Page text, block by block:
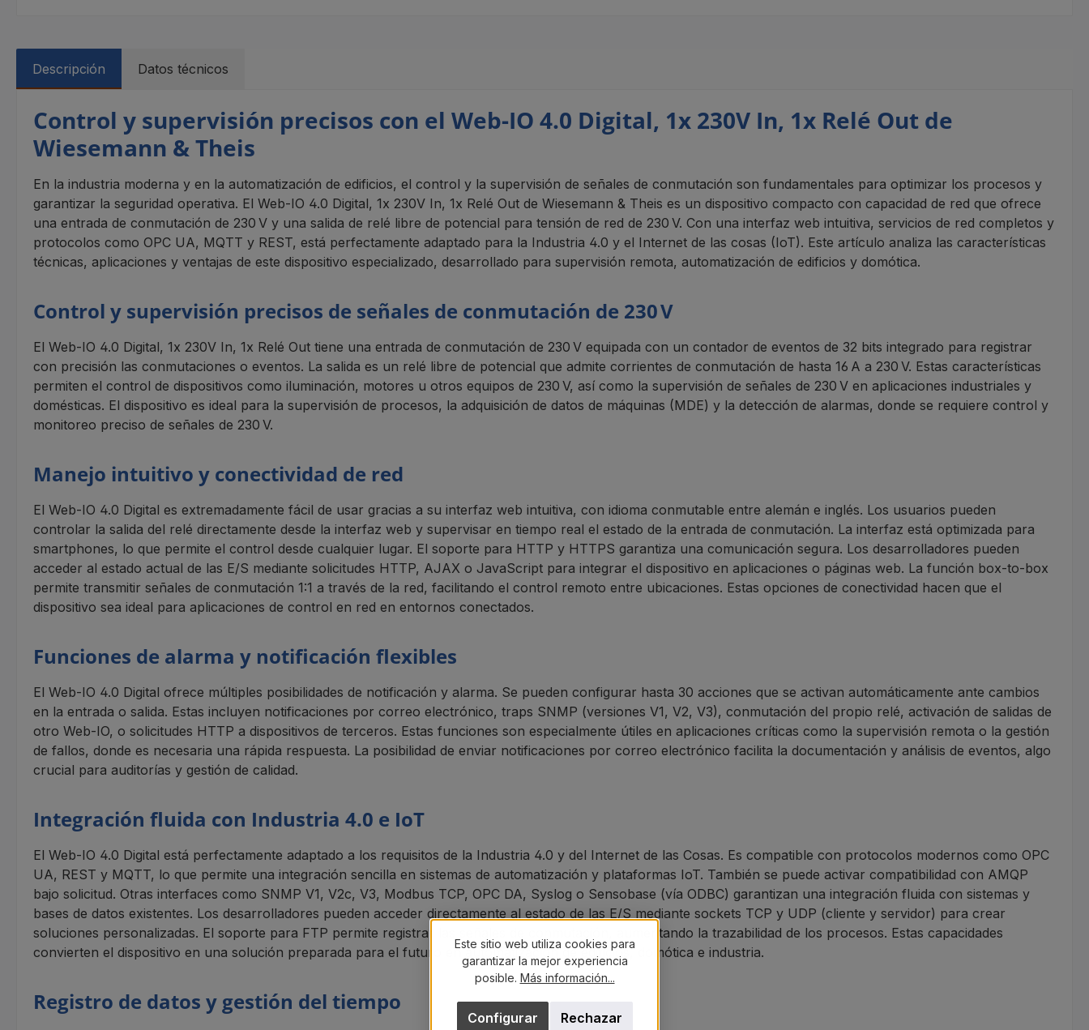
Descripción Datos técnicos
Control y supervisión precisos con el Web-IO 4.0 Digital, 1x 230V In, 1x Relé Out de
Wiesemann & Theis
En la industria moderna y en la automatización de edificios, el control y la supervisión de señales de conmutación son fundamentales para optimizar los procesos y
garantizar la seguridad operativa. El Web-IO 4.0 Digital, 1x 230V In, 1x Relé Out de Wiesemann & Theis es un dispositivo compacto con capacidad de red que ofrece
una entrada de conmutación de 230 V y una salida de relé libre de potencial para tensión de red de 230 V. Con una interfaz web intuitiva, servicios de red completos y
protocolos como OPC UA, MQTT y REST, está perfectamente adaptado para la Industria 4.0 y el Internet de las cosas (IoT). Este artículo analiza las características
técnicas, aplicaciones y ventajas de este dispositivo especializado, desarrollado para supervisión remota, automatización de edificios y domótica.
Control y supervisión precisos de señales de conmutación de 230 V
El Web-IO 4.0 Digital, 1x 230V In, 1x Relé Out tiene una entrada de conmutación de 230 V equipada con un contador de eventos de 32 bits integrado para registrar
con precisión las conmutaciones o eventos. La salida es un relé libre de potencial que admite corrientes de conmutación de hasta 16 A a 230 V. Estas características
permiten el control de dispositivos como iluminación, motores u otros equipos de 230 V, así como la supervisión de señales de 230 V en aplicaciones industriales y
domésticas. El dispositivo es ideal para la supervisión de procesos, la adquisición de datos de máquinas (MDE) y la detección de alarmas, donde se requiere control y
monitoreo preciso de señales de 230 V.
Manejo intuitivo y conectividad de red
El Web-IO 4.0 Digital es extremadamente fácil de usar gracias a su interfaz web intuitiva, con idioma conmutable entre alemán e inglés. Los usuarios pueden
controlar la salida del relé directamente desde la interfaz web y supervisar en tiempo real el estado de la entrada de conmutación. La interfaz está optimizada para
smartphones, lo que permite el control desde cualquier lugar. El soporte para HTTP y HTTPS garantiza una comunicación segura. Los desarrolladores pueden
acceder al estado actual de las E/S mediante solicitudes HTTP, AJAX o JavaScript para integrar el dispositivo en aplicaciones o páginas web. La función box-to-box
permite transmitir señales de conmutación 1:1 a través de la red, facilitando el control remoto entre ubicaciones. Estas opciones de conectividad hacen que el
dispositivo sea ideal para aplicaciones de control en red en entornos conectados.
Funciones de alarma y notificación flexibles
El Web-IO 4.0 Digital ofrece múltiples posibilidades de notificación y alarma. Se pueden configurar hasta 30 acciones que se activan automáticamente ante cambios
en la entrada o salida. Estas incluyen notificaciones por correo electrónico, traps SNMP (versiones V1, V2, V3), conmutación del propio relé, activación de salidas de
otro Web-IO, o solicitudes HTTP a dispositivos de terceros. Estas funciones son especialmente útiles en aplicaciones críticas como la supervisión remota o la gestión
de fallos, donde es necesaria una rápida respuesta. La posibilidad de enviar notificaciones por correo electrónico facilita la documentación y análisis de eventos, algo
crucial para auditorías y gestión de calidad.
Integración fluida con Industria 4.0 e IoT
El Web-IO 4.0 Digital está perfectamente adaptado a los requisitos de la Industria 4.0 y del Internet de las Cosas. Es compatible con protocolos modernos como OPC
UA, REST y MQTT, lo que permite una integración sencilla en sistemas de automatización y plataformas IoT. También se puede activar compatibilidad con AMQP
bajo solicitud. Otras interfaces como SNMP V1, V2c, V3, Modbus TCP, OPC DA, Syslog o Sensobase (vía ODBC) garantizan una integración fluida con sistemas y
bases de datos existentes. Los desarrolladores pueden acceder directamente al estado de las E/S mediante sockets TCP y UDP (cliente y servidor) para crear
soluciones personalizadas. El soporte para FTP permite registrar las señales de conmutación, aumentando la trazabilidad de los procesos. Estas capacidades
convierten el dispositivo en una solución preparada para el futuro en automatización de edificios, domótica e industria.
Registro de datos y gestión del tiempo
Este sitio web utiliza cookies para
garantizar la mejor experiencia
posible. Más información...
Rechazar
Configurar